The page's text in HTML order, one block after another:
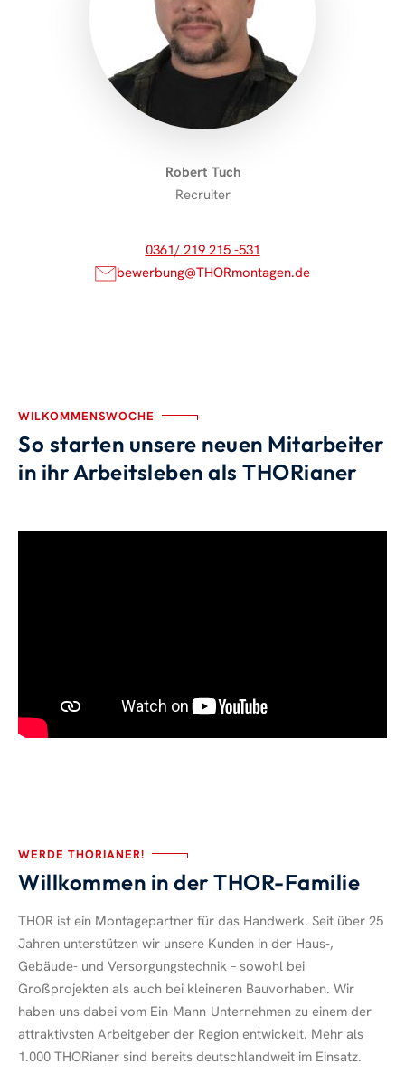
Robert Tuch
Recruiter
0361/ 219 215 -531
bewerbung@THORmontagen.de
WILKOMMENSWOCHE
So starten unsere neuen Mitarbeiter
in ihr Arbeitsleben als THORianer
WERDE THORIANER!
Willkommen in der THOR-Familie
THOR ist ein Montagepartner für das Handwerk. Seit über 25
Jahren unterstützen wir unsere Kunden in der Haus-,
Gebäude- und Versorgungstechnik – sowohl bei
Großprojekten als auch bei kleineren Bauvorhaben. Wir
haben uns dabei vom Ein-Mann-Unternehmen zu einem der
attraktivsten Arbeitgeber der Region entwickelt. Mehr als
1.000 THORianer sind bereits deutschlandweit im Einsatz.